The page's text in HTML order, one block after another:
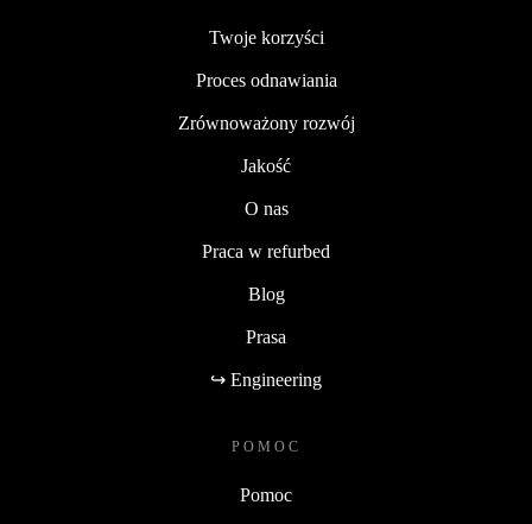
Twoje korzyści
Proces odnawiania
Zrównoważony rozwój
Jakość
O nas
Praca w refurbed
Blog
Prasa
↪ Engineering
POMOC
Pomoc